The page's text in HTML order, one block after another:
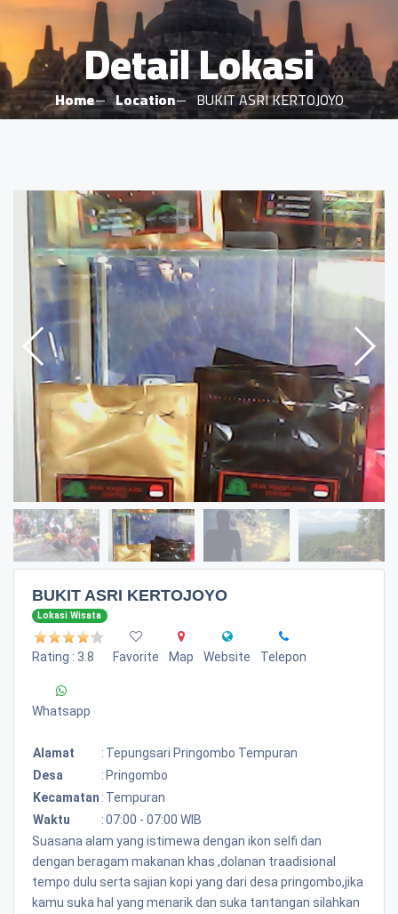
Detail Lokasi
Home Location BUKIT ASRI KERTOJOYO
BUKIT ASRI KERTOJOYO
Lokasi Wisata
Rating : 3.8 Favorite Map Website Telepon
Whatsapp
Alamat : Tepungsari Pringombo Tempuran
Desa
: Pringombo
Kecamatan : Tempuran
Waktu
:07:00 - 07:00 WIB
Suasana alam yang istimewa dengan ikon selfi dan
dengan beragam makanan khas ,dolanan traadisional
tempo dulu serta sajian kopi yang dari desa pringombo,jika
kamu suka hal yang menarik dan suka tantangan silahkan